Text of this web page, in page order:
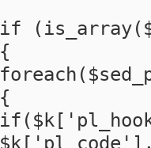
if
{
{